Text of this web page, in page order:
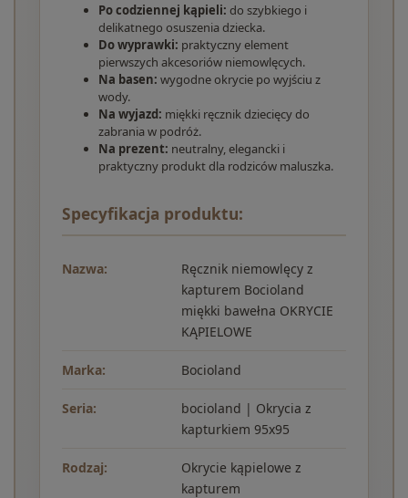
Po codziennej kąpieli: do szybkiego i
delikatnego osuszenia dziecka.
Do wyprawki: praktyczny element
pierwszych akcesoriów niemowlęcych.
Na basen: wygodne okrycie po wyjściu z
wody.
Na wyjazd: miękki ręcznik dziecięcy do
zabrania w podróż.
Na prezent: neutralny, elegancki i
praktyczny produkt dla rodziców maluszka.
Specyfikacja produktu:
Nazwa:
Ręcznik niemowlęcy z
kapturem Bocioland
miękki bawełna OKRYCIE
KĄPIELOWE
Marka: Bocioland
Seria:
bocioland | Okrycia z
kapturkiem 95x95
Rodzaj:
Okrycie kąpielowe z
kapturem